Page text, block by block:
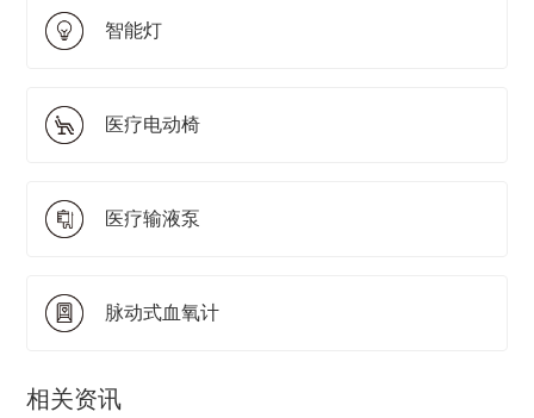
智能灯
医疗电动椅
医疗输液泵
脉动式血氧计
相关资讯